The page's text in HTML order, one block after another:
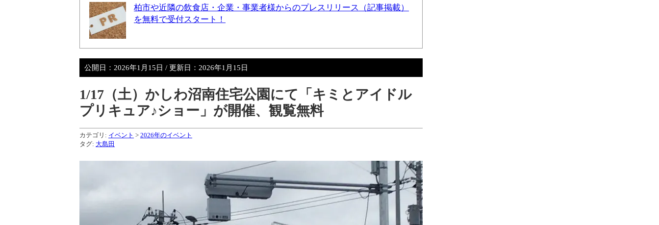
柏市や近隣の飲食店・企業・事業者様からのプレスリリース（記事掲載）
を無料で受付スタート！
公開日： 2026年1月15日 / 更新日： 2026年1月15日
1/17（土）かしわ沼南住宅公園にて「キミとアイドル
プリキュア♪ショー」が開催、観覧無料
カテゴリ: イベント > 2026年のイベント
タグ: 大島田